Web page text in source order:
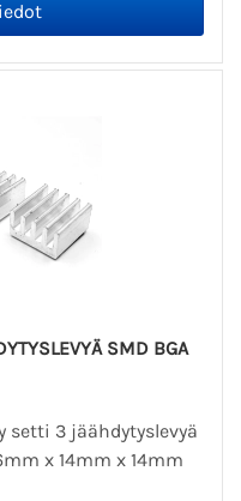
SMD BGA
setti 3 jäähdytyslevyä
x 14mm x 14mm